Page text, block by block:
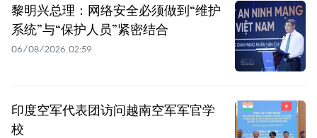
黎明兴总理：网络安全必须做到“维护
系统”与“保护人员”紧密结合
06/08/2026 02:59
印度空军代表团访问越南空军军官学
校